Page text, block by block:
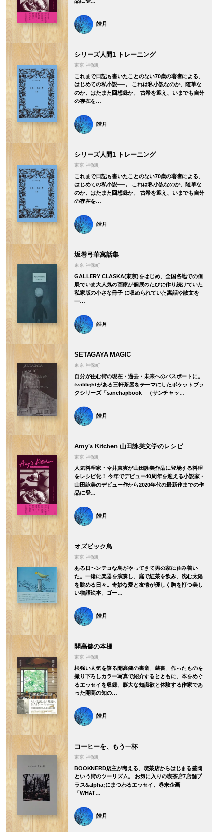
皓月
シリーズ人間1 トレーニング
東京 神保町
これまで日記も書いたことのない70歳の著者による、
はじめての私小説──。 これは私小説なのか、随筆な
のか、はたまた回想録か。 古希を迎え、いまでも自分
の存在を…
皓月
シリーズ人間1 トレーニング
東京 神保町
これまで日記も書いたことのない70歳の著者による、
はじめての私小説──。 これは私小説なのか、随筆な
のか、はたまた回想録か。 古希を迎え、いまでも自分
の存在を…
皓月
坂巻弓華寓話集
東京 神保町
GALLERY CLASKA(東京)をはじめ、全国各地での個
展でいま大人気の画家が個展のたびに作り続けていた
私家版の小さな冊子 に収められていた寓話や散文を
一…
皓月
SETAGAYA MAGIC
東京 神保町
自分が住む街の現在・過去・未来へのパスポートに。
twililightがある三軒茶屋をテーマにしたポケットブッ
クシリーズ「sanchapbook」（サンチャッ…
皓月
Amy's Kitchen 山田詠美文学のレシピ
東京 神保町
人気料理家・今井真実が山田詠美作品に登場する料理
をレシピ化！ 今年でデビュー40周年を迎える小説家・
山田詠美のデビュー作から2020年代の最新作までの作
品に登…
皓月
オズビック鳥
東京 神保町
ある日ヘンテコな鳥がやってきて男の家に住み着い
た。一緒に楽器を演奏し、庭で紅茶を飲み、沈む太陽
を眺める日々。奇妙な愛と友情が優しく胸を打つ美し
い物語絵本。ゴー…
皓月
開高健の本棚
東京 神保町
根強い人気を誇る開高健の書斎、蔵書、作ったものを
撮り下ろしカラー写真で紹介するとともに、本をめぐ
るエッセイを収録。膨大な知識欲と体験する作家であ
った開高の知の…
皓月
コーヒーを、もう一杯
東京 神保町
BOOKNERD店主が考える、喫茶店からはじまる盛岡
という街のツーリズム。 お気に入りの喫茶店7店舗プ
ラス&alpha;にまつわるエッセイ、巻末企画
「WHAT…
皓月